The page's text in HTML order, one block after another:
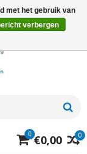
0
0 €0,00
met het gebruik van
verbergen